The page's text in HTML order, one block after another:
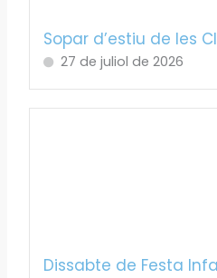
Sopar d’estiu de les
27 de juliol de 2026
Dissabte de Festa